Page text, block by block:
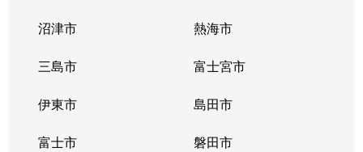
沼津市 熱海市
三島市 富士宮市
伊東市 島田市
富士市 磐田市